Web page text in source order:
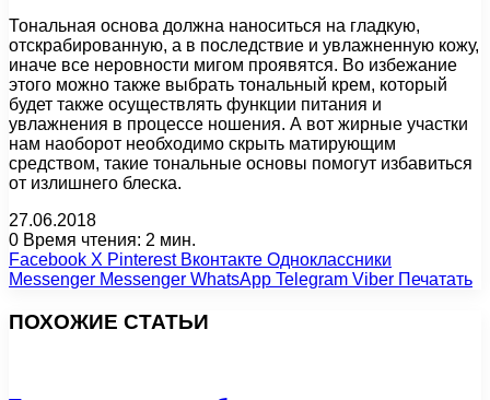
Тональная основа должна наноситься на гладкую,
отскрабированную, а в последствие и увлажненную кожу,
иначе все неровности мигом проявятся. Во избежание
этого можно также выбрать тональный крем, который
будет также осуществлять функции питания и
увлажнения в процессе ношения. А вот жирные участки
нам наоборот необходимо скрыть матирующим
средством, такие тональные основы помогут избавиться
от излишнего блеска.
27.06.2018
0 Время чтения: 2 мин.
Facebook X Pinterest Вконтакте Одноклассники
Messenger Messenger WhatsApp Telegram Viber Печатать
ПОХОЖИЕ СТАТЬИ